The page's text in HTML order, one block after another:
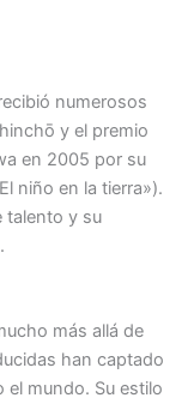
numerosos
y el premio
en 2005 por su
niño en la tierra»).
talento y su
más allá de
han captado
mundo. Su estilo